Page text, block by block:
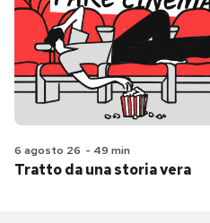
6 agosto 26 - 49 min
Tratto da una storia vera